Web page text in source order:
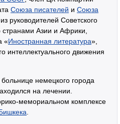
Союза писателей и Союза
руководителей Советского
странами Азии и Африки,
«Иностранная литература»,
интеллектуального движения
больнице немецкого города
на лечении.
мемориальном комплексе
.